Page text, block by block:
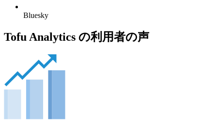
Bluesky
Tofu Analytics の利用者の声